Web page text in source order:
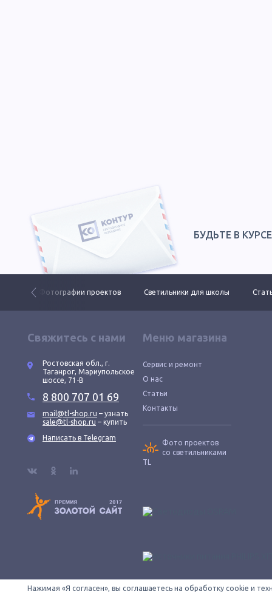
БУДЬТЕ В
Фотографии проектов Светильники для школы
Свяжитесь с нами
Ростовская обл., г.
Таганрог, Мариупольское
шоссе, 71-В
8 800 707 01 69
mail@tl-shop.ru – узнать
sale@tl-shop.ru – купить
Написать в Telegram
Меню магазина
Сервис и ремонт
О нас
Статьи
Контакты
Фото проектов
со светильниками
TL
Нажимая «Я согласен», вы соглашаетесь на обработку cookie и